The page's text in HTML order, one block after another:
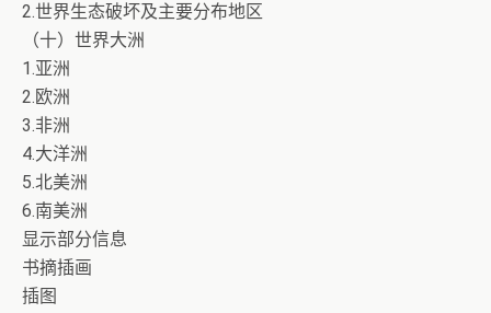
2.世界生态破坏及主要分布地区
（十）世界大洲
1.亚洲
2.欧洲
3.非洲
4.大洋洲
5.北美洲
6.南美洲
显示部分信息
书摘插画
插图